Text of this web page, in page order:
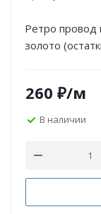
Ретро провод
золото
260 ₽/м
В наличии